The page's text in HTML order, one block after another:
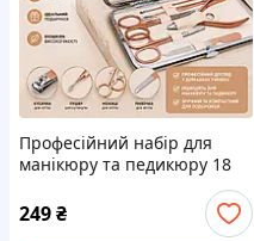
Професійний набір для
манікюру та педикюру 18
249₴